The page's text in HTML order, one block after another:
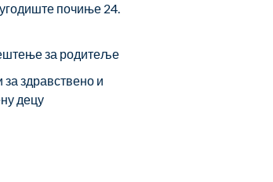
почиње 24.
за родитеље
за здравствено и
децу